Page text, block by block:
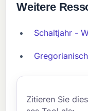
Weitere
Schaltjahr -
Zitieren Sie